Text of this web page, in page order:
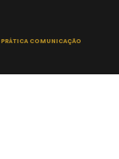
PRÁTICA COMUNICAÇÃO